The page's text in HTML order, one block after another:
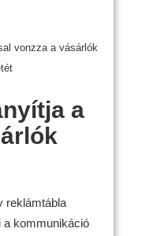
vonzza a vásárlók
a
reklámtábla
a kommunikáció